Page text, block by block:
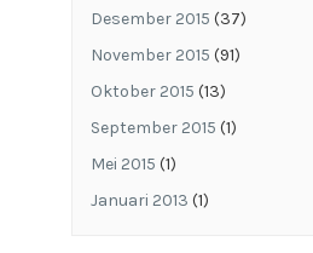
Desember 2015 (37)
November 2015 (91)
Oktober 2015 (13)
September 2015 (1)
Mei 2015 (1)
Januari 2013 (1)